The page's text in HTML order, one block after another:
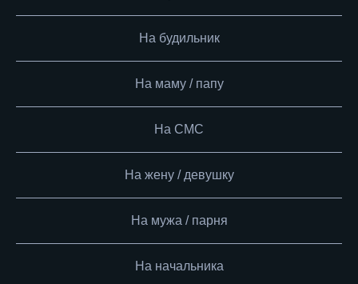
На будильник
На маму / папу
На СМС
На жену / девушку
На мужа / парня
На начальника